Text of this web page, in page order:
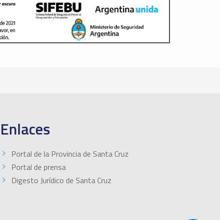
Enlaces
Portal de la Provincia de Santa Cruz
Portal de prensa
Digesto Jurídico de Santa Cruz